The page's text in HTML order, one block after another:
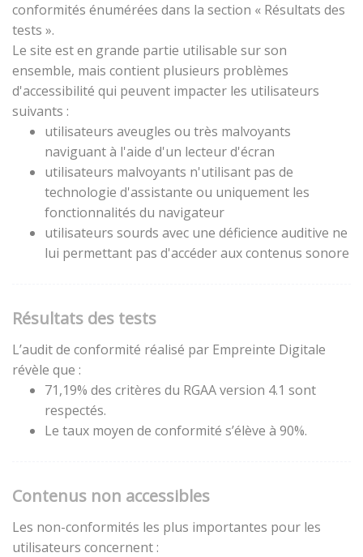
conformités énumérées dans la section « Résultats des
tests ».
Le site est en grande partie utilisable sur son
ensemble, mais contient plusieurs problèmes
d'accessibilité qui peuvent impacter les utilisateurs
suivants :
utilisateurs aveugles ou très malvoyants
naviguant à l'aide d'un lecteur d'écran
utilisateurs malvoyants n'utilisant pas de
technologie d'assistante ou uniquement les
fonctionnalités du navigateur
utilisateurs sourds avec une déficience auditive ne
lui permettant pas d'accéder aux contenus sonore
Résultats des tests
L’audit de conformité réalisé par Empreinte Digitale
révèle que :
71,19% des critères du RGAA version 4.1 sont
respectés.
Le taux moyen de conformité s’élève à 90%.
Contenus non accessibles
Les non-conformités les plus importantes pour les
utilisateurs concernent :